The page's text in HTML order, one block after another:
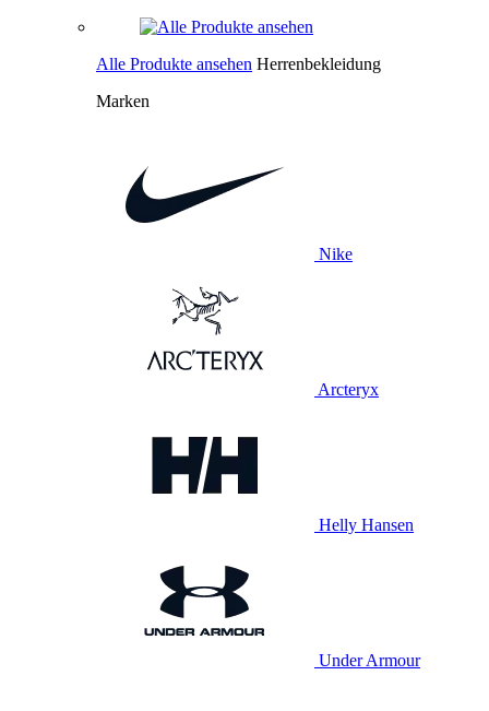
Alle Produkte ansehen Herrenbekleidung
Marken
Nike
Arcteryx
Helly Hansen
Under Armour